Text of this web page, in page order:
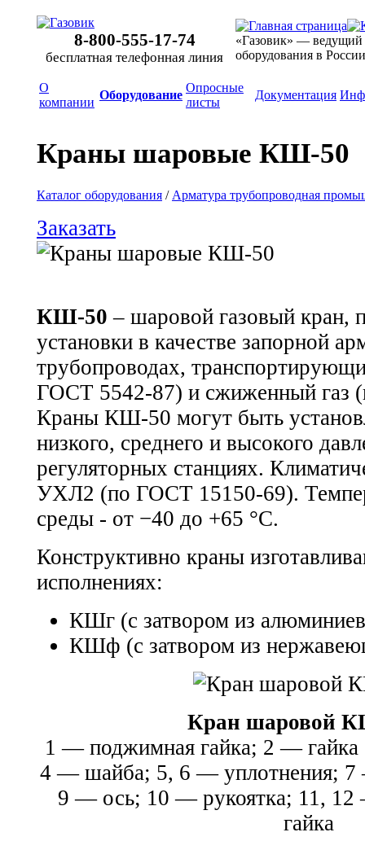
8-800-555-17-74
бесплатная телефонная линия
«Газовик» — ведущий
оборудования в России
О
компании
Оборудование
Опросные
листы
Документация
Краны шаровые КШ-50
Каталог оборудования / Арматура трубопроводная
Заказать
КШ-50 – шаровой газовый кран,
установки в качестве запорной
трубопроводах,
ГОСТ 5542-87) и сжиженный газ
Краны КШ-50 могут быть
низкого, среднего и высокого
регуляторных станциях.
УХЛ2 (по ГОСТ 15150-69).
среды - от −40 до +65 °С.
Конструктивно краны
исполнениях:
КШг (с затвором из
КШф (с затвором из
Кран шаровой
1 — поджимная гайка; 2 — гайка
4 — шайба; 5, 6 — уплотнения;
9 — ось; 10 — рукоятка; 11,
гайка